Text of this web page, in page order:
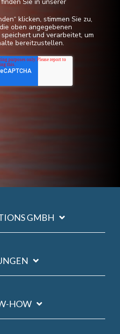
Sie in unserer
klicken, stimmen Sie zu,
oben angegebenen
und verarbeitet, um
bereitzustellen.